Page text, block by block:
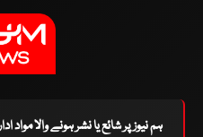
ہم نیوز پر شائع یا نشر ہونے والا